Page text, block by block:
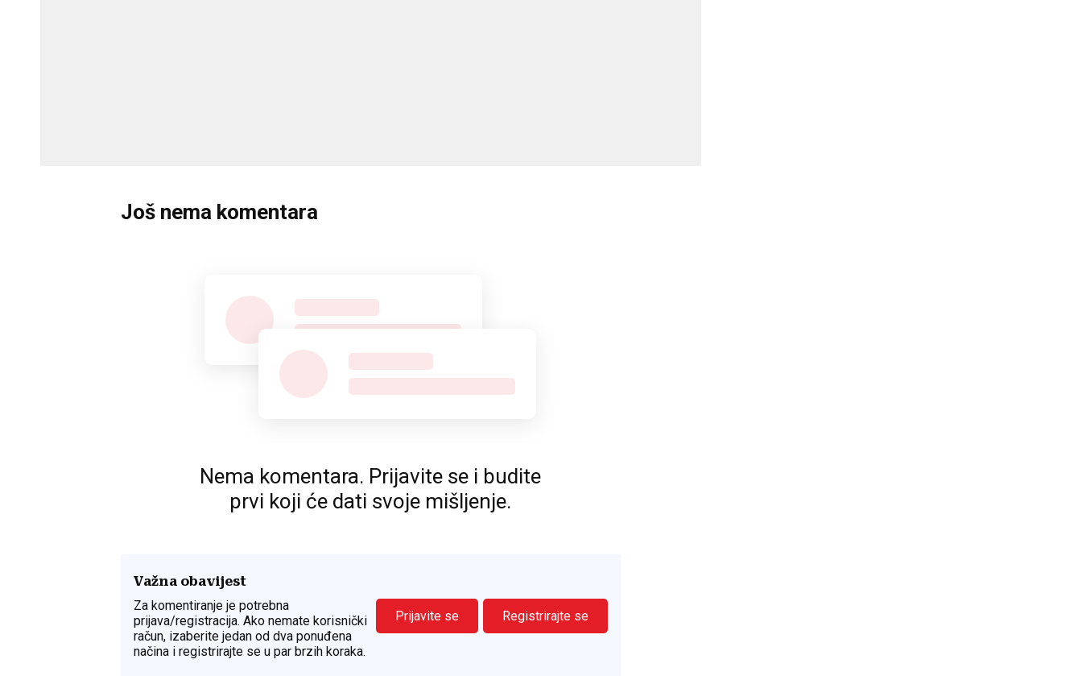
Još nema komentara
Nema komentara. Prijavite se i budite
prvi koji će dati svoje mišljenje.
Važna obavijest
Za komentiranje je potrebna
prijava/registracija. Ako nemate korisnički
račun, izaberite jedan od dva ponuđena
načina i registrirajte se u par brzih koraka.
Prijavite se Registrirajte se